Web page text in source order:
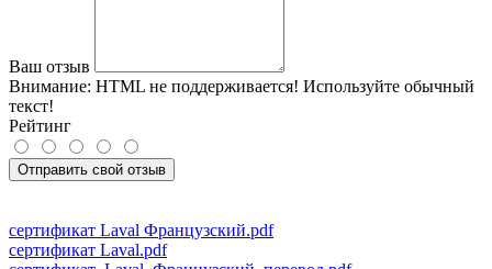
Ваш отзыв
Внимание: HTML не поддерживается! Используйте обычный
текст!
Рейтинг
Отправить свой отзыв
сертификат Laval Французский.pdf
сертификат Laval.pdf